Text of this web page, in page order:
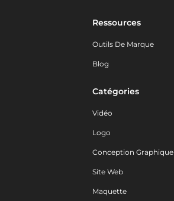
Ressources
Outils De Marque
Blog
Catégories
Vidéo
Logo
Conception Graphique
Site Web
Maquette